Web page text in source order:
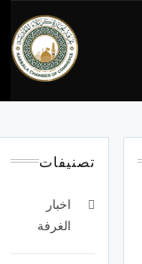
غرفة
تجارة
كربلاء
تصنيفات
اخبار
الغرفة